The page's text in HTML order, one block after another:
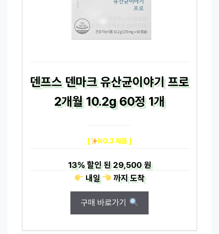
덴프스 덴마크 유산균이야기 프로
2개월 10.2g 60정 1개
[ NO.3 제품 ]
13%할인 된29,500 원
내일
까지도착
구매 바로가기